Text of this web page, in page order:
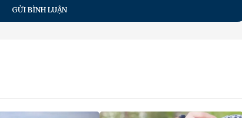
GỬI BÌNH LUẬN